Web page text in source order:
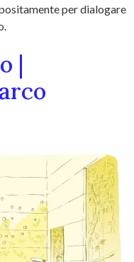
per dialogare
|